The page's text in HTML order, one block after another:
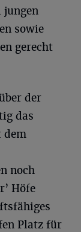
jungen
sowie
gerecht
der
das
dem
noch
Höfe
Platz für